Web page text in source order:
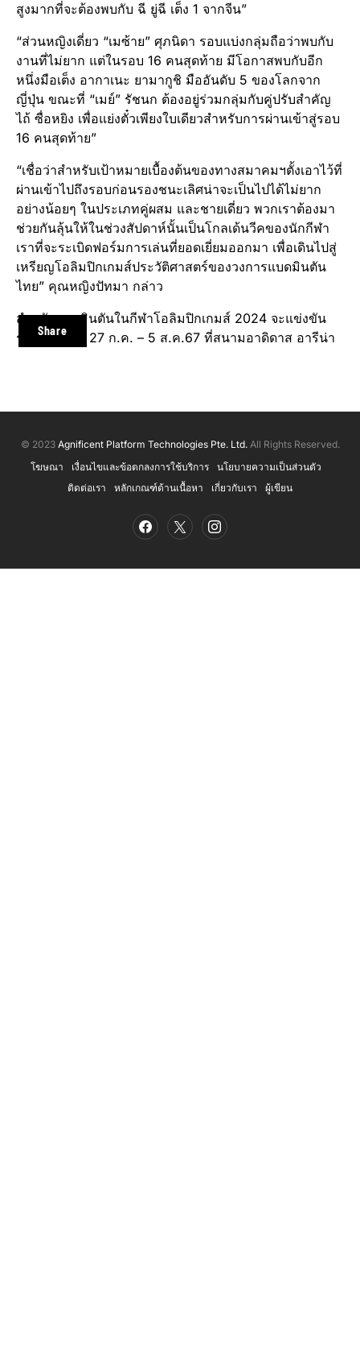
Share
สูงมากที่จะต้องพบกับ ฉี ยู่ฉี เต็ง 1 จากจีน”
“ส่วนหญิงเดี่ยว “เมซ้าย” ศุภนิดา รอบแบ่งกลุ่มถือว่าพบกับ
งานที่ไม่ยาก แต่ในรอบ 16 คนสุดท้าย มีโอกาสพบกับอีก
หนึ่งมือเต็ง อากาเนะ ยามากูชิ มืออันดับ 5 ของโลกจาก
ญี่ปุ่น ขณะที่ “เมย์” รัชนก ต้องอยู่ร่วมกลุ่มกับคู่ปรับสำคัญ
ไถ้ ซื่อหยิง เพื่อแย่งตั๋วเพียงใบเดียวสำหรับการผ่านเข้าสู่รอบ
16 คนสุดท้าย”
“เชื่อว่าสำหรับเป้าหมายเบื้องต้นของทางสมาคมฯตั้งเอาไว้ที่
ผ่านเข้าไปถึงรอบก่อนรองชนะเลิศน่าจะเป็นไปได้ไม่ยาก
อย่างน้อยๆ ในประเภทคู่ผสม และชายเดี่ยว พวกเราต้องมา
ช่วยกันลุ้นให้ในช่วงสัปดาห์นั้นเป็นโกลเด้นวีคของนักกีฬา
เราที่จะระเบิดฟอร์มการเล่นที่ยอดเยี่ยมออกมา เพื่อเดินไปสู่
เหรียญโอลิมปิกเกมส์ประวัติศาสตร์ของวงการแบดมินตัน
ไทย” คุณหญิงปัทมา กล่าว
สำหรับแบดมินตันในกีฬาโอลิมปิกเกมส์ 2024 จะแข่งขัน
ระหว่างวันที่ 27 ก.ค. – 5 ส.ค.67 ที่สนามอาดิดาส อารีน่า
© 2023 Agnificent Platform Technologies Pte. Ltd.All Rights Reserved.
โฆษณา เงื่อนไขและข้อตกลงการใช้บริการ
นโยบายความเป็นส่วนตัว
ติดต่อเรา
หลักเกณฑ์ด้านเนื้อหา เกี่ยวกับเรา ผู้เขียน